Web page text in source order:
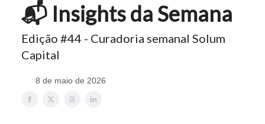
📬 Insights da Semana
Edição #44 - Curadoria semanal Solum
Capital
8 de maio de 2026